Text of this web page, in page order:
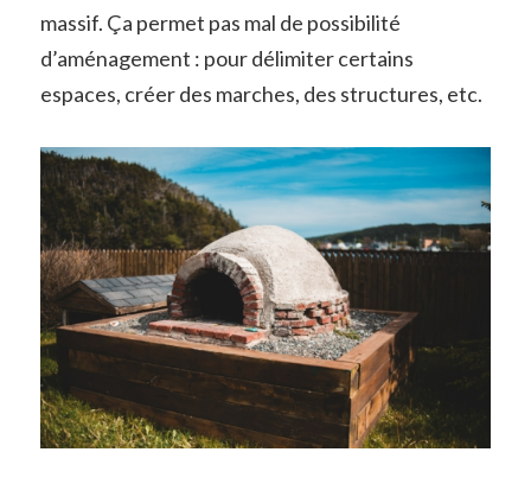
massif. Ça permet pas mal de possibilité
d’aménagement : pour délimiter certains
espaces, créer des marches, des structures, etc.